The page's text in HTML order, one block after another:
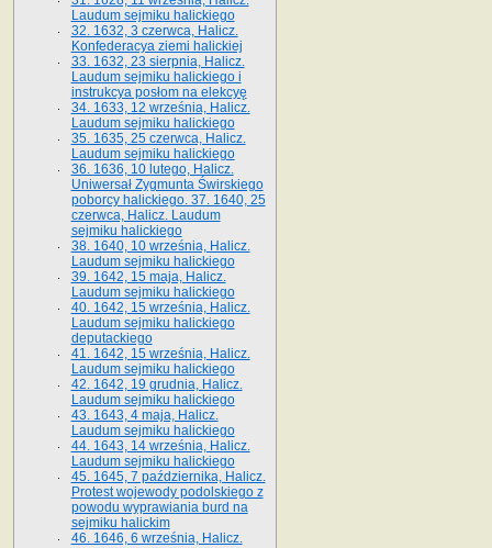
Laudum sejmiku halickiego
32. 1632, 3 czerwca, Halicz.
Konfederacya ziemi halickiej
33. 1632, 23 sierpnia, Halicz.
Laudum sejmiku halickiego i
instrukcya posłom na elekcyę
34. 1633, 12 września, Halicz.
Laudum sejmiku halickiego
35. 1635, 25 czerwca, Halicz.
Laudum sejmiku halickiego
36. 1636, 10 lutego, Halicz.
Uniwersał Zygmunta Świrskiego
poborcy halickiego. 37. 1640, 25
czerwca, Halicz. Laudum
sejmiku halickiego
38. 1640, 10 września, Halicz.
Laudum sejmiku halickiego
39. 1642, 15 maja, Halicz.
Laudum sejmiku halickiego
40. 1642, 15 września, Halicz.
Laudum sejmiku halickiego
deputackiego
41. 1642, 15 września, Halicz.
Laudum sejmiku halickiego
42. 1642, 19 grudnia, Halicz.
Laudum sejmiku halickiego
43. 1643, 4 maja, Halicz.
Laudum sejmiku halickiego
44. 1643, 14 września, Halicz.
Laudum sejmiku halickiego
45. 1645, 7 października, Halicz.
Protest wojewody podolskiego z
powodu wyprawiania burd na
sejmiku halickim
46. 1646, 6 września, Halicz.